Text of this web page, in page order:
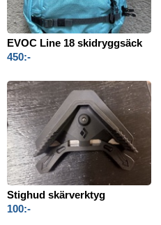
EVOC Line 18 skidryggsäck
450:-
Stighud skärverktyg
100:-